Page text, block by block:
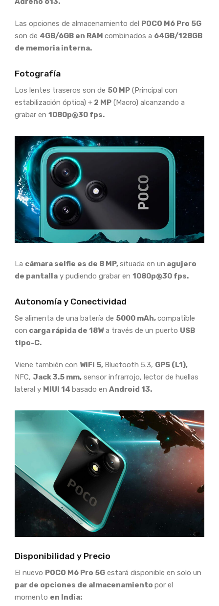
Las opciones de almacenamiento del
POCO M6 Pro 5G
son de 4GB/6GB en RAM combinados a 64GB/128GB
de memoria interna.
Fotografía
Los lentes traseros son de 50 MP (Principal con
estabilización óptica) + 2 MP (Macro) alcanzando a
grabar en 1080p@30 fps.
La cámara selfie es de 8 MP,situada en un agujero
de pantalla y pudiendo grabar en 1080p@30 fps.
Autonomía y Conectividad
Se alimenta de una batería de 5000 mAh,compatible
con carga rápida de 18Wa través de un puerto USB
tipo-C.
Viene también con WiFi 5, Bluetooth 5.3, GPS (L1),
NFC, Jack 3.5 mm, sensor infrarrojo, lector de huellas
lateral y MIUI 14 basado en Android 13.
Disponibilidad y Precio
El nuevo POCO M6 Pro 5G estará disponible en solo un
par de opciones de almacenamiento por el
momento en India: